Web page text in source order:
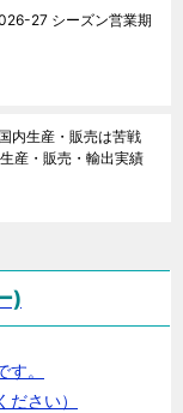
27 シーズン営業期
内生産・販売は苦戦
産・販売・輸出実績
)
。
さい）